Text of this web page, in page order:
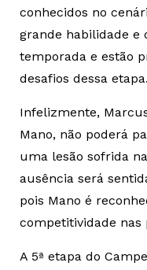
conhecidos no
grande habilidade e
temporada e estão
desafios dessa etapa.
Infelizmente,
Mano, não poderá
uma lesão sofrida
ausência será
pois Mano é
competitividade nas
A 5ª etapa do